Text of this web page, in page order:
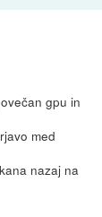
gpu in
med
nazaj na